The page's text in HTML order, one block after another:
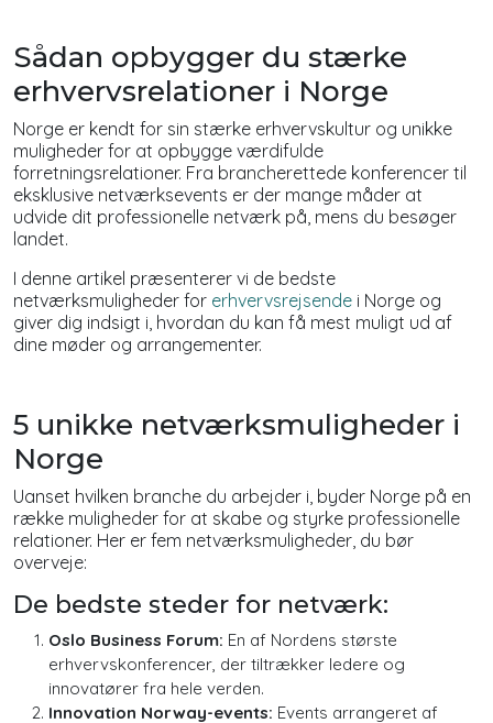
Sådan opbygger du stærke
erhvervsrelationer i Norge
Norge er kendt for sin stærke erhvervskultur og unikke
muligheder for at opbygge værdifulde
forretningsrelationer. Fra brancherettede konferencer til
eksklusive netværksevents er der mange måder at
udvide dit professionelle netværk på, mens du besøger
landet.
I denne artikel præsenterer vi de bedste
netværksmuligheder for erhvervsrejsende i Norge og
giver dig indsigt i, hvordan du kan få mest muligt ud af
dine møder og arrangementer.
5 unikke netværksmuligheder i
Norge
Uanset hvilken branche du arbejder i, byder Norge på en
række muligheder for at skabe og styrke professionelle
relationer. Her er fem netværksmuligheder, du bør
overveje:
De bedste steder for netværk:
Oslo Business Forum: En af Nordens største
erhvervskonferencer, der tiltrækker ledere og
innovatører fra hele verden.
Innovation Norway-events: Events arrangeret af